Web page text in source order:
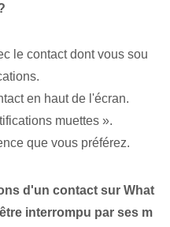
le contact dont vous sou
en haut‌ de l'écran.
muettes ».
que vous préférez.
d'un contact sur What
interrompu par ses m